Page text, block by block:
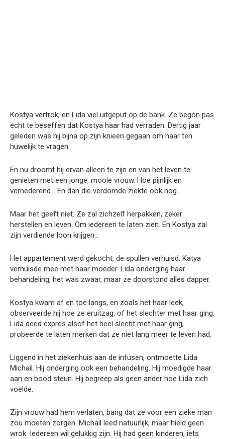
Kostya vertrok, en Lida viel uitgeput op de bank. Ze begon pas
echt te beseffen dat Kostya haar had verraden. Dertig jaar
geleden was hij bijna op zijn knieën gegaan om haar ten
huwelijk te vragen.
En nu droomt hij ervan alleen te zijn en van het leven te
genieten met een jonge, mooie vrouw. Hoe pijnlijk en
vernederend… En dan die verdomde ziekte ook nog…
Maar het geeft niet. Ze zal zichzelf herpakken, zeker
herstellen en leven. Om iedereen te laten zien. En Kostya zal
zijn verdiende loon krijgen…
Het appartement werd gekocht, de spullen verhuisd. Katya
verhuisde mee met haar moeder. Lida onderging haar
behandeling, het was zwaar, maar ze doorstond alles dapper.
Kostya kwam af en toe langs, en zoals het haar leek,
observeerde hij hoe ze eruitzag, of het slechter met haar ging.
Lida deed expres alsof het heel slecht met haar ging,
probeerde te laten merken dat ze niet lang meer te leven had.
Liggend in het ziekenhuis aan de infusen, ontmoette Lida
Michail. Hij onderging ook een behandeling. Hij moedigde haar
aan en bood steun. Hij begreep als geen ander hoe Lida zich
voelde.
Zijn vrouw had hem verlaten, bang dat ze voor een zieke man
zou moeten zorgen. Michail leed natuurlijk, maar hield geen
wrok. Iedereen wil gelukkig zijn. Hij had geen kinderen, iets